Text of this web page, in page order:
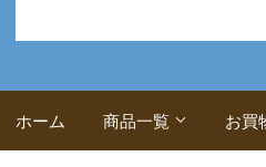
ホーム 商品一覧 お買